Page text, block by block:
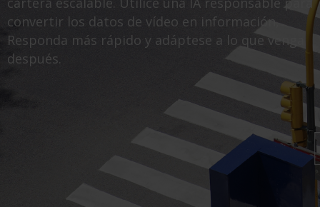
convertir los datos de vídeo en información,
Responda más rápido y adáptese a lo que venga
después.